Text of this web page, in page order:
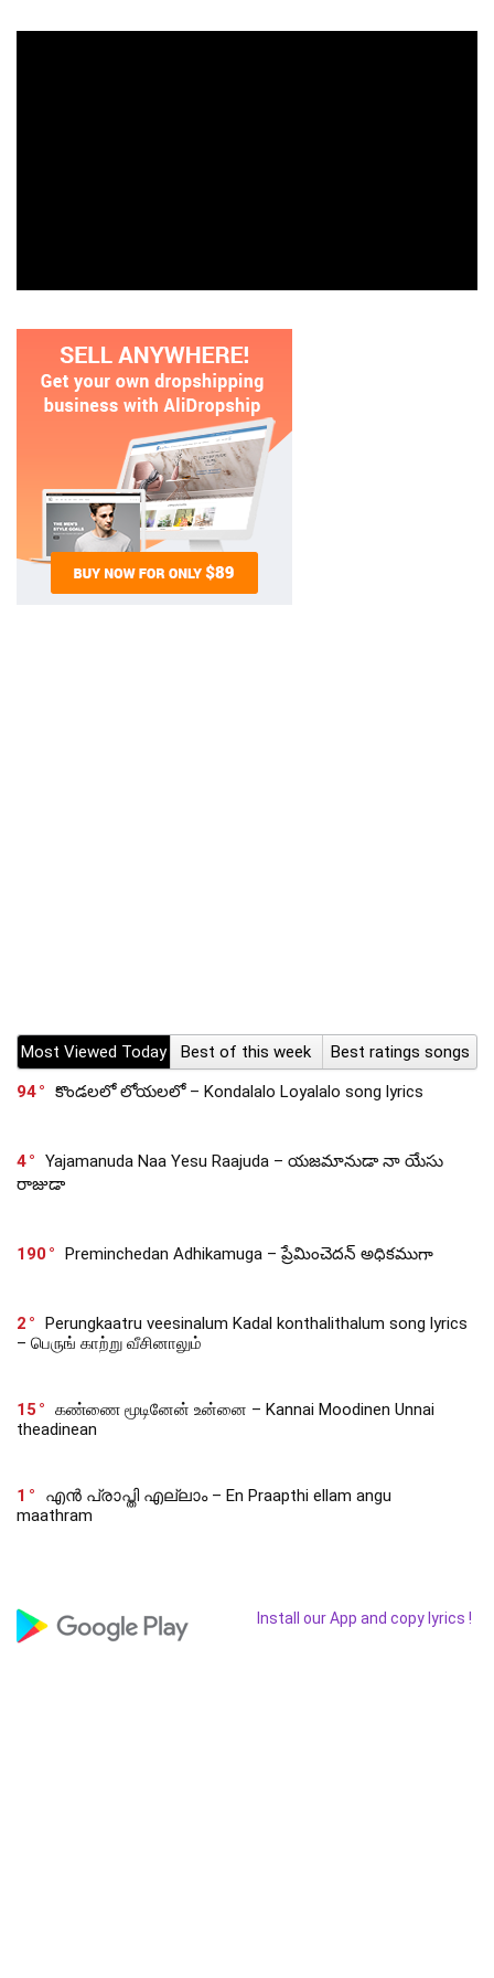
Most Viewed Today Best of this week
Best ratings songs
94
కొండలలో లోయలలో – Kondalalo Loyalalo song lyrics
4
Yajamanuda Naa Yesu Raajuda – యజమానుడా నా యేసు
రాజుడా
190 Preminchedan Adhikamuga – ప్రేమించెదన్ అధికముగా
2
Perungkaatru veesinalum Kadal konthalithalum song lyrics
– பெருங் காற்று வீசினாலும்
15
கண்ணை மூடினேன் உன்னை – Kannai Moodinen Unnai
theadinean
1
എൻ പ്രാപ്തി എല്ലാം – En Praapthi ellam angu
maathram
Install our App and copy lyrics !